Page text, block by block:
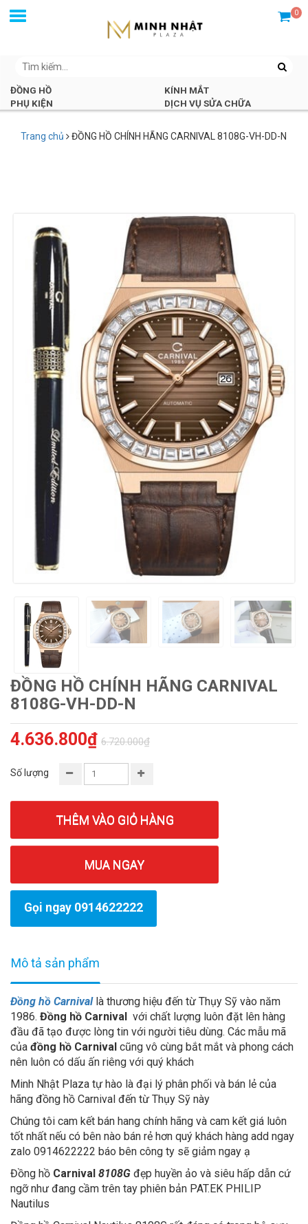
0
ĐỒNG HỒ
KÍNH MẮT
PHỤ KIỆN
DỊCH VỤ SỬA CHỮA
Trang chủ ĐỒNG HỒ CHÍNH HÃNG CARNIVAL 8108G-VH-DD-N
ĐỒNG HỒ CHÍNH HÃNG CARNIVAL
8108G-VH-DD-N
4.636.800₫ 6.720.000₫
Số lượng
THÊM VÀO GIỎ HÀNG
MUA NGAY
Gọi ngay 0914622222
Mô tả sản phẩm
Đồng hồ Carnivallà thương hiệu đến từ Thụy Sỹ vào năm
1986. Đồng hồ Carnival với chất lượng luôn đặt lên hàng
đầu đã tạo được lòng tin với người tiêu dùng. Các mẫu mã
của đồng hồ Carnival cũng vô cùng bắt mắt và phong cách
nên luôn có dấu ấn riêng với quý khách
Minh Nhật Plaza tự hào là đại lý phân phối và bán lẻ của
hãng đồng hồ Carnival đến từ Thụy Sỹ này
Chúng tôi cam kết bán hang chính hãng và cam kết giá luôn
tốt nhất nếu có bên nào bán rẻ hơn quý khách hàng add ngay
zalo 0914622222 báo bên công ty sẽ giảm ngay ạ
Đồng hồ Carnival 8108G đẹp huyền ảo và siêu hấp dẫn cứ
ngỡ như đang cầm trên tay phiên bản PAT.EK PHILIP
Nautilus